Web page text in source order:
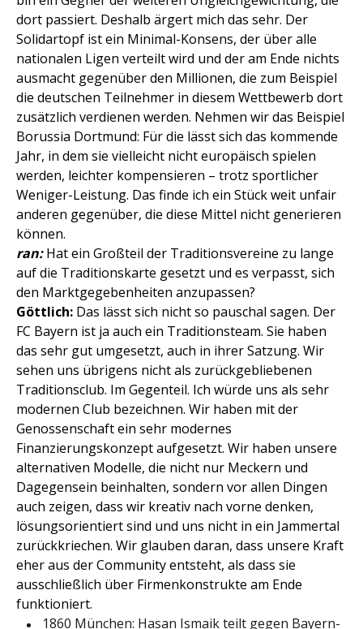
dort passiert. Deshalb ärgert mich das sehr. Der
Solidartopf ist ein Minimal-Konsens, der über alle
nationalen Ligen verteilt wird und der am Ende nichts
ausmacht gegenüber den Millionen, die zum Beispiel
die deutschen Teilnehmer in diesem Wettbewerb dort
zusätzlich verdienen werden. Nehmen wir das Beispiel
Borussia Dortmund: Für die lässt sich das kommende
Jahr, in dem sie vielleicht nicht europäisch spielen
werden, leichter kompensieren – trotz sportlicher
Weniger-Leistung. Das finde ich ein Stück weit unfair
anderen gegenüber, die diese Mittel nicht generieren
können.
ran:Hat ein Großteil der Traditionsvereine zu lange
auf die Traditionskarte gesetzt und es verpasst, sich
den Marktgegebenheiten anzupassen?
Göttlich: Das lässt sich nicht so pauschal sagen. Der
FC Bayern ist ja auch ein Traditionsteam. Sie haben
das sehr gut umgesetzt, auch in ihrer Satzung. Wir
sehen uns übrigens nicht als zurückgebliebenen
Traditionsclub. Im Gegenteil. Ich würde uns als sehr
modernen Club bezeichnen. Wir haben mit der
Genossenschaft ein sehr modernes
Finanzierungskonzept aufgesetzt. Wir haben unsere
alternativen Modelle, die nicht nur Meckern und
Dagegensein beinhalten, sondern vor allen Dingen
auch zeigen, dass wir kreativ nach vorne denken,
lösungsorientiert sind und uns nicht in ein Jammertal
zurückkriechen. Wir glauben daran, dass unsere Kraft
eher aus der Community entsteht, als dass sie
ausschließlich über Firmenkonstrukte am Ende
funktioniert.
1860 München: Hasan Ismaik teilt gegen Bayern-